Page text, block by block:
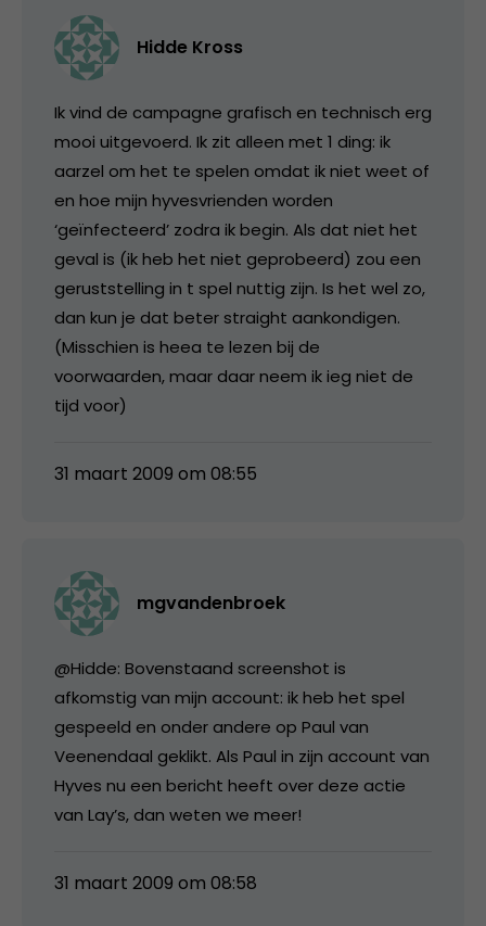
Hidde Kross
Ik vind de campagne grafisch en technisch erg
mooi uitgevoerd. Ik zit alleen met 1 ding: ik
aarzel om het te spelen omdat ik niet weet of
en hoe mijn hyvesvrienden worden
‘geïnfecteerd’ zodra ik begin. Als dat niet het
geval is (ik heb het niet geprobeerd) zou een
geruststelling in t spel nuttig zijn. Is het wel zo,
dan kun je dat beter straight aankondigen.
(Misschien is heea te lezen bij de
voorwaarden, maar daar neem ik ieg niet de
tijd voor)
31 maart 2009 om 08:55
mgvandenbroek
@Hidde: Bovenstaand screenshot is
afkomstig van mijn account: ik heb het spel
gespeeld en onder andere op Paul van
Veenendaal geklikt. Als Paul in zijn account van
Hyves nu een bericht heeft over deze actie
van Lay’s, dan weten we meer!
31 maart 2009 om 08:58